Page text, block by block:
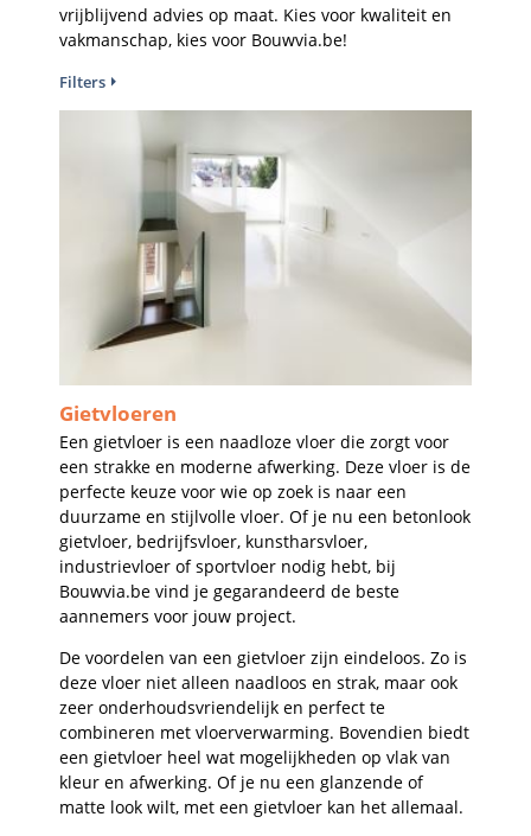
vrijblijvend advies op maat. Kies voor kwaliteit en
vakmanschap, kies voor Bouwvia.be!
Filters
Gietvloeren
Een gietvloer is een naadloze vloer die zorgt voor
een strakke en moderne afwerking. Deze vloer is de
perfecte keuze voor wie op zoek is naar een
duurzame en stijlvolle vloer. Of je nu een betonlook
gietvloer, bedrijfsvloer, kunstharsvloer,
industrievloer of sportvloer nodig hebt, bij
Bouwvia.be vind je gegarandeerd de beste
aannemers voor jouw project.
De voordelen van een gietvloer zijn eindeloos. Zo is
deze vloer niet alleen naadloos en strak, maar ook
zeer onderhoudsvriendelijk en perfect te
combineren met vloerverwarming. Bovendien biedt
een gietvloer heel wat mogelijkheden op vlak van
kleur en afwerking. Of je nu een glanzende of
matte look wilt, met een gietvloer kan het allemaal.